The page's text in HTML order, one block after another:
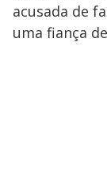
acusada de
uma fiança